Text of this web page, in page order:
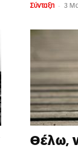
Σύνταξη - 3
Θέλω,